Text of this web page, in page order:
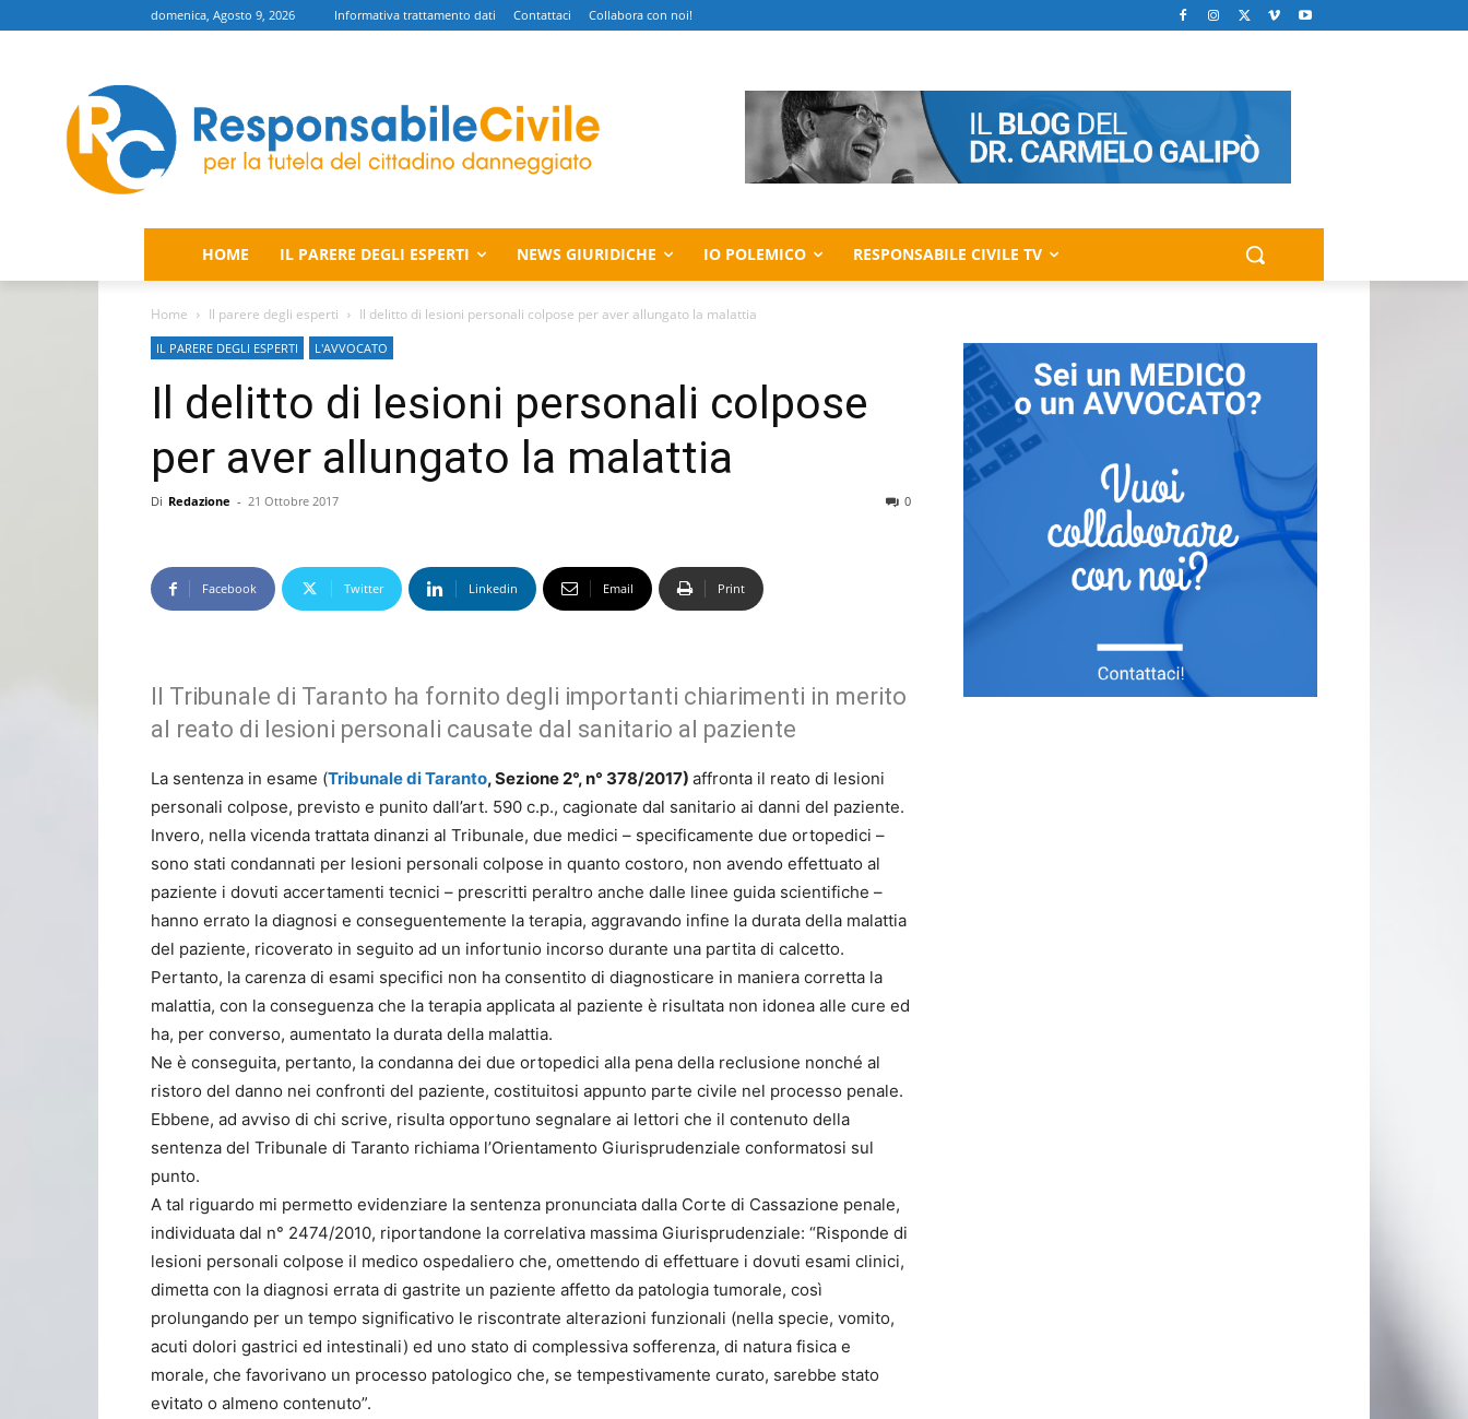
domenica, Agosto 9, 2026 Informativa trattamento dati Contattaci Collabora con noi!
HOME IL PARERE DEGLI ESPERTI NEWS GIURIDICHE IO POLEMICO RESPONSABILE CIVILE TV
Home Il parere degli esperti Il delitto di lesioni personali colpose per aver allungato la malattia
IL PARERE DEGLI ESPERTI L'AVVOCATO
Il delitto di lesioni personali colpose
per aver allungato la malattia
Di Redazione - 21 Ottobre 2017 0
Facebook Twitter Linkedin Email Print
Il Tribunale di Taranto ha fornito degli importanti chiarimenti in merito
al reato di lesioni personali causate dal sanitario al paziente
La sentenza in esame (Tribunale di Taranto, Sezione 2°, n° 378/2017) affronta il reato di lesioni
personali colpose, previsto e punito dall’art. 590 c.p., cagionate dal sanitario ai danni del paziente.
Invero, nella vicenda trattata dinanzi al Tribunale, due medici – specificamente due ortopedici –
sono stati condannati per lesioni personali colpose in quanto costoro, non avendo effettuato al
paziente i dovuti accertamenti tecnici – prescritti peraltro anche dalle linee guida scientifiche –
hanno errato la diagnosi e conseguentemente la terapia, aggravando infine la durata della malattia
del paziente, ricoverato in seguito ad un infortunio incorso durante una partita di calcetto.
Pertanto, la carenza di esami specifici non ha consentito di diagnosticare in maniera corretta la
malattia, con la conseguenza che la terapia applicata al paziente è risultata non idonea alle cure ed
ha, per converso, aumentato la durata della malattia.
Ne è conseguita, pertanto, la condanna dei due ortopedici alla pena della reclusione nonché al
ristoro del danno nei confronti del paziente, costituitosi appunto parte civile nel processo penale.
Ebbene, ad avviso di chi scrive, risulta opportuno segnalare ai lettori che il contenuto della
sentenza del Tribunale di Taranto richiama l’Orientamento Giurisprudenziale conformatosi sul
punto.
A tal riguardo mi permetto evidenziare la sentenza pronunciata dalla Corte di Cassazione penale,
individuata dal n° 2474/2010, riportandone la correlativa massima Giurisprudenziale: “Risponde di
lesioni personali colpose il medico ospedaliero che, omettendo di effettuare i dovuti esami clinici,
dimetta con la diagnosi errata di gastrite un paziente affetto da patologia tumorale, così
prolungando per un tempo significativo le riscontrate alterazioni funzionali (nella specie, vomito,
acuti dolori gastrici ed intestinali) ed uno stato di complessiva sofferenza, di natura fisica e
morale, che favorivano un processo patologico che, se tempestivamente curato, sarebbe stato
evitato o almeno contenuto”.